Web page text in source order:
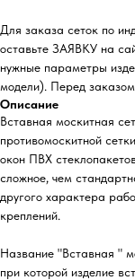
Для заказа сеток по
оставьте ЗАЯВКУ на
нужные параметры
модели). Перед
Описание
Вставная москитная
противомоскитной
окон ПВХ
сложное, чем
другого характера
креплений.
Название "Вставная "
при которой изделие